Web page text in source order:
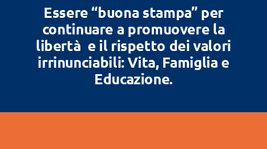
Essere “buona stampa” per
continuare a promuovere la
libertà e il rispetto dei valori
irrinunciabili: Vita, Famiglia e
Educazione.